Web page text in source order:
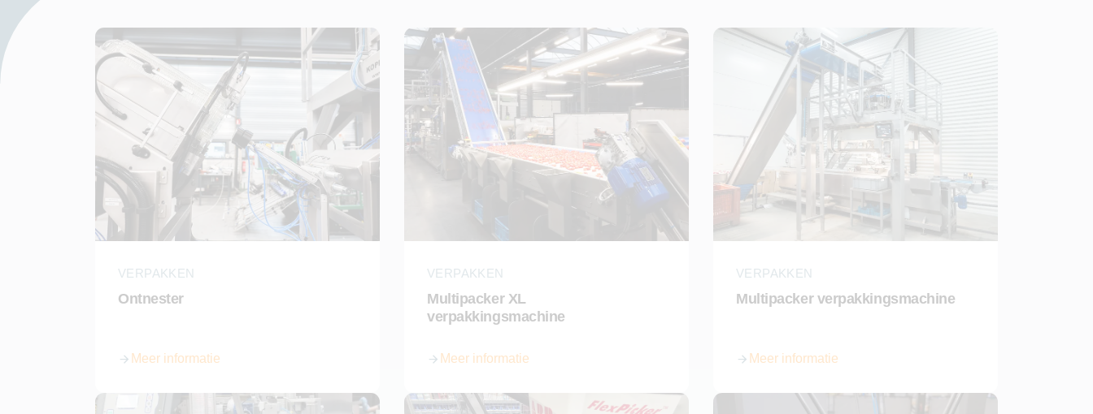
VERPAKKEN
Ontnester
Meer informatie
over Ontnester
VERPAKKEN
Multipacker XL
verpakkingsmachine
Meer informatie
over Multipacker XL verpakkingsmachine
VERPAKKEN
Multipacker verpakkingsmachine
Meer informatie
over Multipacker verpakkingsmachine